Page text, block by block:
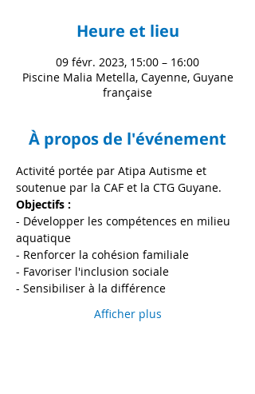
Heure et lieu
09 févr. 2023, 15:00 – 16:00
Piscine Malia Metella, Cayenne, Guyane
française
À propos de l'événement
Activité portée par Atipa Autisme et
soutenue par la CAF et la CTG Guyane.
Objectifs :
- Développer les compétences en milieu
aquatique
- Renforcer la cohésion familiale
- Favoriser l'inclusion sociale
- Sensibiliser à la différence
Afficher plus